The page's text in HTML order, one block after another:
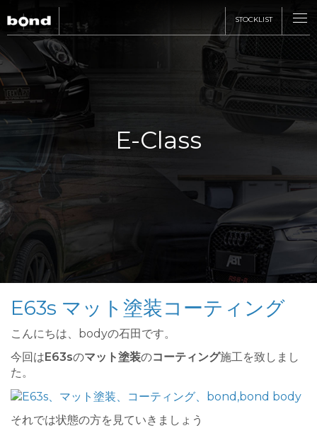
STOCKLIST
CARS
CUSTOMIZE
RECRUIT
E-Class
E63s マット塗装コーティング
こんにちは、bodyの石田です。
今回はE63sのマット塗装のコーティング施工を致しまし
た。
それでは状態の方を見ていきましょう